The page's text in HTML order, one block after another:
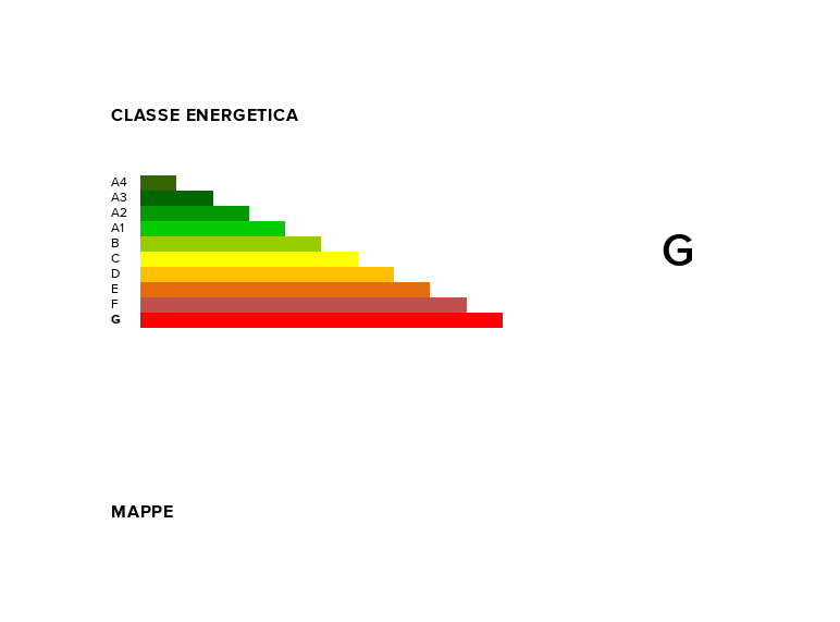
CLASSE ENERGETICA
A4
A3
A2
A1
B
C
D
E
F
G
G
MAPPE